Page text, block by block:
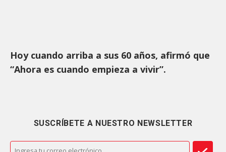
Hoy cuando arriba a sus 60 años, afirmó que
“Ahora es cuando empieza a vivir”.
SUSCRÍBETE A NUESTRO NEWSLETTER